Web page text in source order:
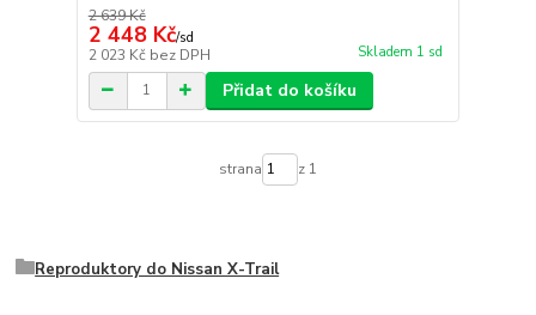
2 639 Kč
2 448 Kč/sd
2 023 Kč bez DPH Skladem 1 sd
Přidat do košíku
strana z 1
Reproduktory do Nissan X-Trail